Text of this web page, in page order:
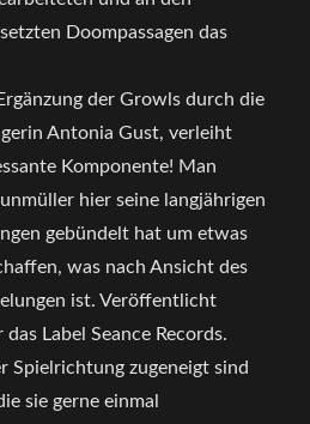
Doompassagen das
der Growls durch die
Antonia Gust, verleiht
Komponente! Man
hier seine langjährigen
gebündelt hat um etwas
was nach Ansicht des
ist. Veröffentlicht
Label Seance Records.
Spielrichtung zugeneigt sind
sie gerne einmal